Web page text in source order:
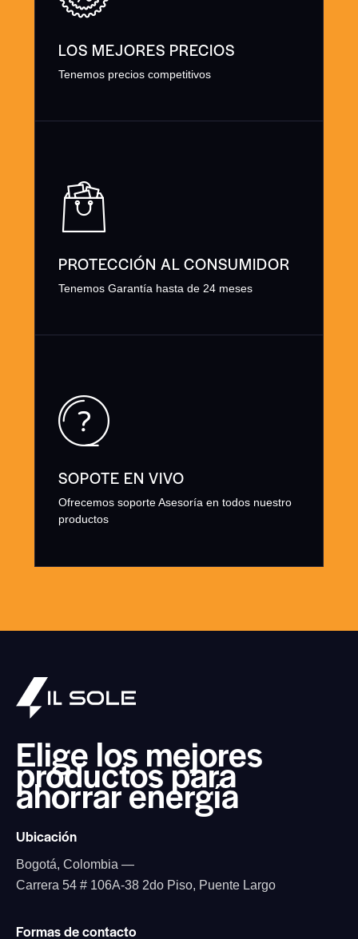
LOS MEJORES PRECIOS
Tenemos precios competitivos
PROTECCIÓN AL CONSUMIDOR
Tenemos Garantía hasta de 24 meses
SOPOTE EN VIVO
Ofrecemos soporte Asesoría en todos nuestro
productos
Elige los mejores
productospara
ahorrar energía
Ubicación
Bogotá, Colombia —
Carrera 54 # 106A-38 2do Piso, Puente Largo
Formas de contacto